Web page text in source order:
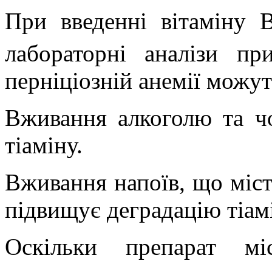
При введенні вітаміну
лабораторні аналізи
перніціозній анемії
Вживання алкоголю та
тіаміну.
Вживання напоїв, що
підвищує деградацію
Оскільки препарат